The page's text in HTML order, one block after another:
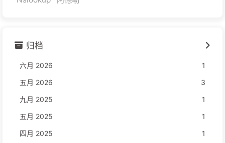
归档
六月 2026
1
五月 2026
3
九月 2025
1
五月 2025
1
四月 2025
1